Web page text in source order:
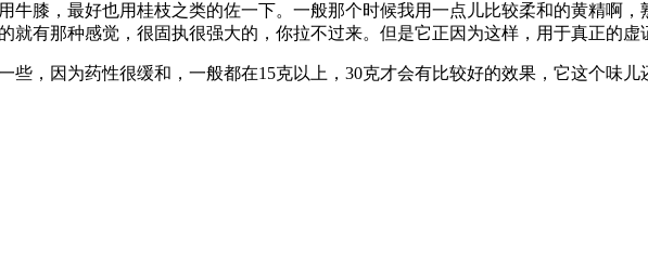
牛膝，最好也用桂枝之类的佐一下。一般那个时候我用一点儿比较柔和的黄精啊
有那种感觉，很固执很强大的，你拉不过来。但是它正因为这样，用于真正的虚
，因为药性很缓和，一般都在15克以上，30克才会有比较好的效果，它这个味